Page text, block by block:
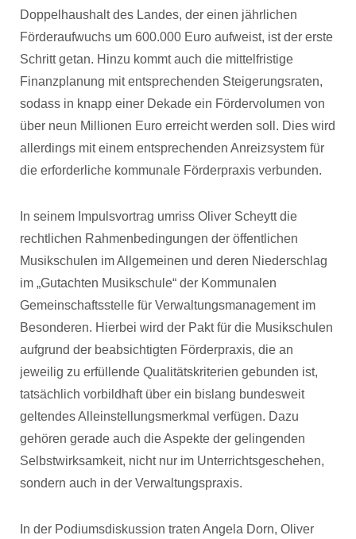
Doppelhaushalt des Landes, der einen jährlichen
Förderaufwuchs um 600.000 Euro aufweist, ist der erste
Schritt getan. Hinzu kommt auch die mittelfristige
Finanzplanung mit entsprechenden Steigerungsraten,
sodass in knapp einer Dekade ein Fördervolumen von
über neun Millionen Euro erreicht werden soll. Dies wird
allerdings mit einem entsprechenden Anreizsystem für
die erforderliche kommunale Förderpraxis verbunden.
In seinem Impulsvortrag umriss Oliver Scheytt die
rechtlichen Rahmenbedingungen der öffentlichen
Musikschulen im Allgemeinen und deren Niederschlag
im „Gutachten Musikschule“ der Kommunalen
Gemeinschaftsstelle für Verwaltungsmanagement im
Besonderen. Hierbei wird der Pakt für die Musikschulen
aufgrund der beabsichtigten Förderpraxis, die an
jeweilig zu erfüllende Qualitätskriterien gebunden ist,
tatsächlich vorbildhaft über ein bislang bundesweit
geltendes Alleinstellungsmerkmal verfügen. Dazu
gehören gerade auch die Aspekte der gelingenden
Selbstwirksamkeit, nicht nur im Unterrichtsgeschehen,
sondern auch in der Verwaltungspraxis.
In der Podiumsdiskussion traten Angela Dorn, Oliver